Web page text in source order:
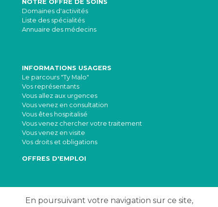
NOTRE OFFRE DE SOINS
Domaines d'activités
Liste des spécialités
Annuaire des médecins
INFORMATIONS USAGERS
Le parcours "Ty Malo"
Vos représentants
Vous allez aux urgences
Vous venez en consultation
Vous êtes hospitalisé
Vous venez chercher votre traitement
Vous venez en visite
Vos droits et obligations
OFFRES D'EMPLOI
RECHERCHE CLINIQUE
En poursuivant votre navigation sur ce site,